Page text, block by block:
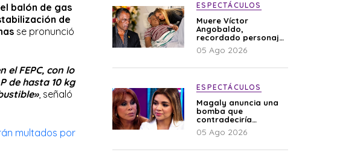
balón de gas
de
se pronunció
el FEPC, con lo
de hasta 10 kg
, señaló
multados por
ESPECTÁCULOS
Muere Víctor
Angobaldo,
recordado personaje
de la farándula y
expareja de Shirley
05 Ago 2026
ESPECTÁCULOS
Magaly anuncia una
bomba que
contradeciría
comunicado de La
Bella Luz: “Hay un
05 Ago 2026